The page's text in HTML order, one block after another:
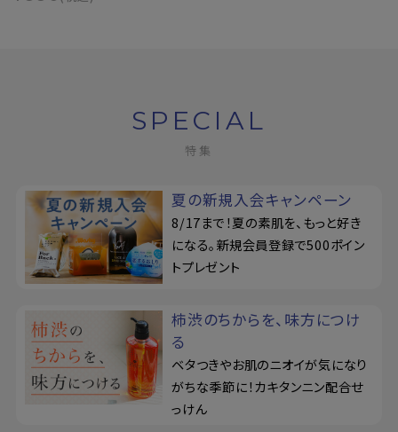
SPECIAL
特集
夏の新規入会キャンペーン
8/17まで！夏の素肌を、もっと好き
になる。新規会員登録で500ポイン
トプレゼント
柿渋のちからを、味方につけ
る
ベタつきやお肌のニオイが気になり
がちな季節に！カキタンニン配合せ
っけん